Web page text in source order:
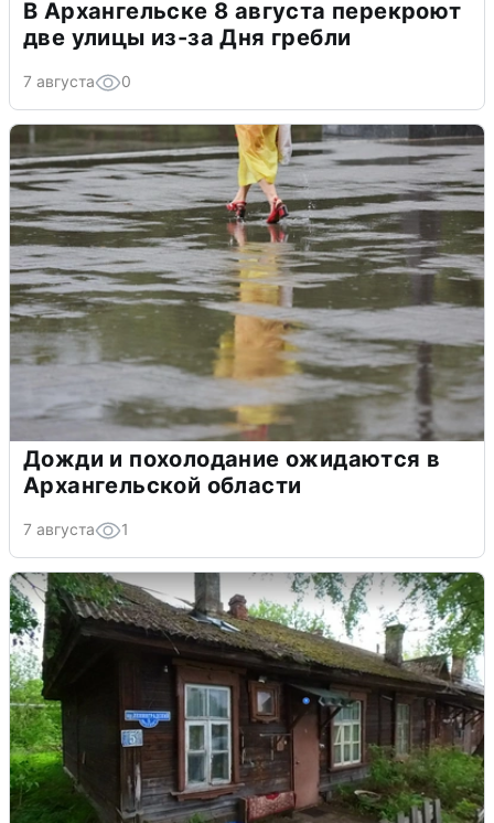
В Архангельске 8 августа перекроют
две улицы из-за Дня гребли
7 августа 0
Дожди и похолодание ожидаются в
Архангельской области
7 августа 1